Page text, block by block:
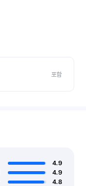
포함
4.9
4.9
4.8